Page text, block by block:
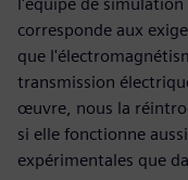
corresponde aux
que
transmission
œuvre, nous la
si elle fonctionne
expérimentales que